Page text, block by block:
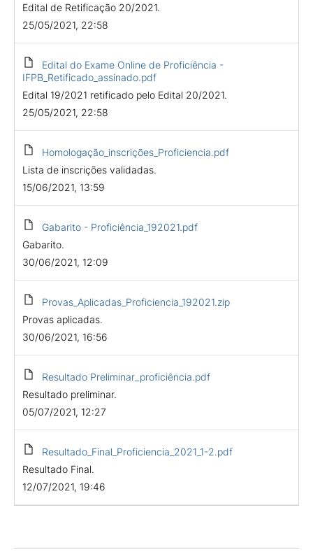
Edital de Retificação 20/2021.
25/05/2021, 22:58
Edital do Exame Online de Proficiência -
IFPB_Retificado_assinado.pdf
Edital 19/2021 retificado pelo Edital 20/2021.
25/05/2021, 22:58
Homologação_inscrições_Proficiencia.pdf
Lista de inscrições validadas.
15/06/2021, 13:59
Gabarito - Proficiência_192021.pdf
Gabarito.
30/06/2021, 12:09
Provas_Aplicadas_Proficiencia_192021.zip
Provas aplicadas.
30/06/2021, 16:56
Resultado Preliminar_proficiência.pdf
Resultado preliminar.
05/07/2021, 12:27
Resultado_Final_Proficiencia_2021_1-2.pdf
Resultado Final.
12/07/2021, 19:46